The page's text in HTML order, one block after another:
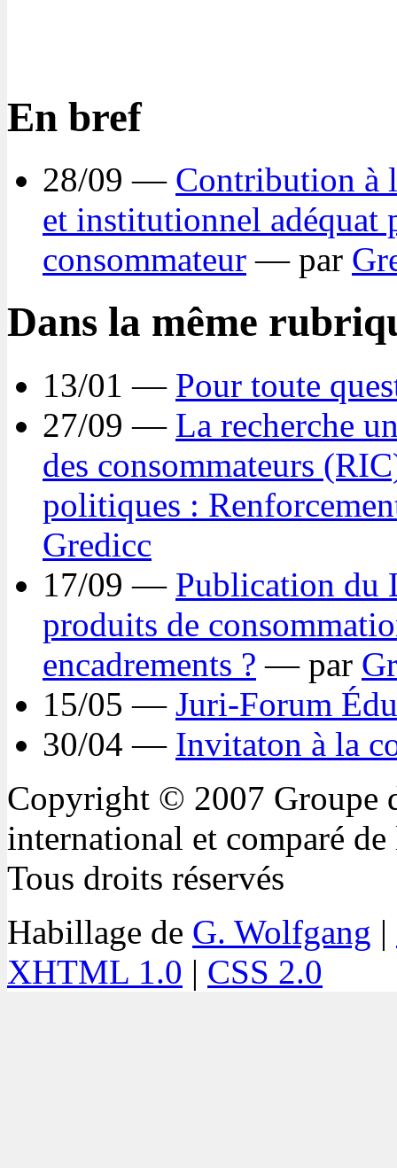
En bref
28/09 — Contribution à
et institutionnel adéquat
consommateur — par
Dans la même
13/01 — Pour toute
27/09 — La recherche
des consommateurs
politiques :
Gredicc
17/09 — Publication du
produits de
encadrements ? — par
15/05 — Juri-Forum
30/04 — Invitaton à la
Copyright © 2007 Groupe
international et comparé
Tous droits réservés
Habillage de G. Wolfgang |
XHTML 1.0 | CSS 2.0